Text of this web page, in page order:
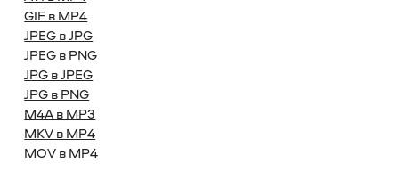
GIF в MP4
JPEG в JPG
JPEG в PNG
JPG в JPEG
JPG в PNG
M4A в MP3
MKV в MP4
MOV в MP4